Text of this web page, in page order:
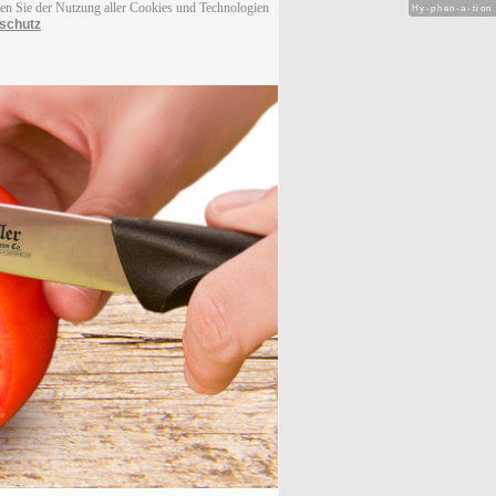
Sie der Nutzung aller Cookies und Technologien
Hy-phen-a-tion